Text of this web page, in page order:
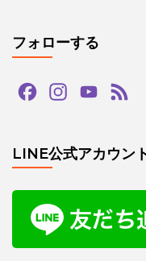
フォローする
FacebookInstagram
LINE公式アカウン